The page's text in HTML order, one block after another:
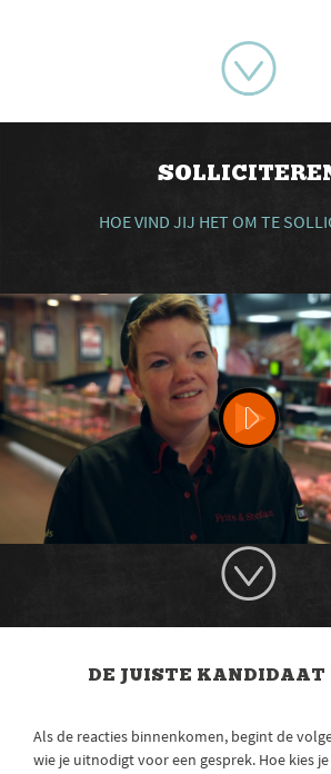
HOE VIND JIJ HET OM TE
DE JUISTE KANDIDAAT
Als de reacties binnenkomen, begint de
wie je uitnodigt voor een gesprek. Hoe kies